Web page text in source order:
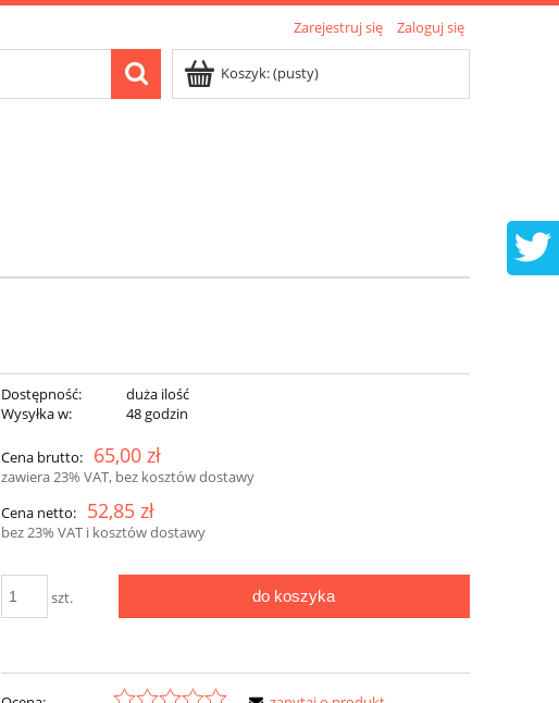
Zarejestruj się Zaloguj się
Koszyk:(pusty)
Dostępność:
duża ilość
Wysyłka w:
48 godzin
Cena brutto: 65,00 zł
zawiera 23% VAT, bez kosztów dostawy
Cena netto:
52,85 zł
bez 23% VAT i kosztów dostawy
szt. do koszyka